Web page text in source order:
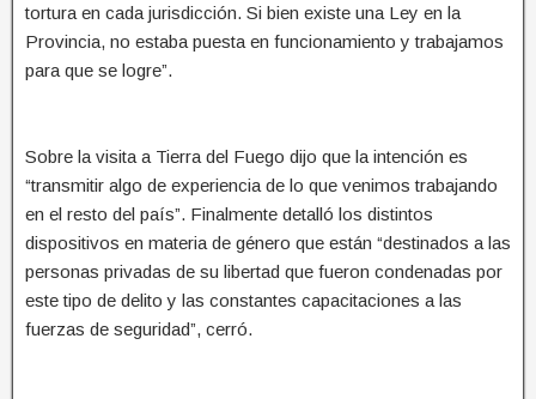
tortura en cada jurisdicción. Si bien existe una Ley en la
Provincia, no estaba puesta en funcionamiento y trabajamos
para que se logre”.
Sobre la visita a Tierra del Fuego dijo que la intención es
“transmitir algo de experiencia de lo que venimos trabajando
en el resto del país”. Finalmente detalló los distintos
dispositivos en materia de género que están “destinados a las
personas privadas de su libertad que fueron condenadas por
este tipo de delito y las constantes capacitaciones a las
fuerzas de seguridad”, cerró.